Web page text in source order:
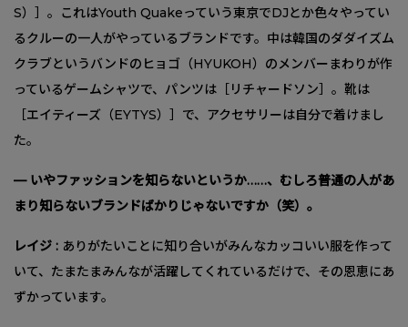
S）］。これはYouth Quakeっていう東京でDJとか色々やってい
るクルーの一人がやっているブランドです。中は韓国のダダイズム
クラブというバンドのヒョゴ（HYUKOH）のメンバーまわりが作
っているゲームシャツで、パンツは［リチャードソン］。靴は
［エイティーズ（EYTYS）］で、アクセサリーは自分で着けまし
た。
— いやファッションを知らないというか……、むしろ普通の人があ
まり知らないブランドばかりじゃないですか（笑）。
レイジ : ありがたいことに知り合いがみんなカッコいい服を作って
いて、たまたまみんなが活躍してくれているだけで、その恩恵にあ
ずかっています。